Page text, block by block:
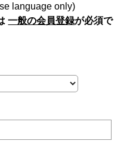
language only)
一般の会員登録が必須で